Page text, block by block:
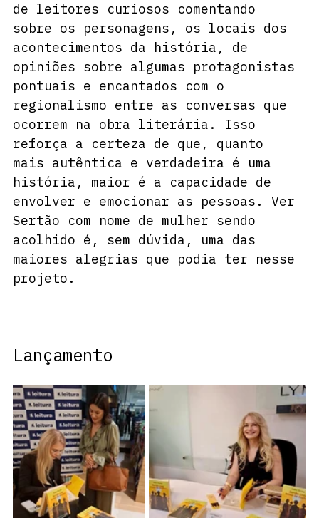
de leitores curiosos comentando
sobre os personagens, os locais dos
acontecimentos da história, de
opiniões sobre algumas protagonistas
pontuais e encantados com o
regionalismo entre as conversas que
ocorrem na obra literária. Isso
reforça a certeza de que, quanto
mais autêntica e verdadeira é uma
história, maior é a capacidade de
envolver e emocionar as pessoas. Ver
Sertão com nome de mulher sendo
acolhido é, sem dúvida, uma das
maiores alegrias que podia ter nesse
projeto.
Lançamento